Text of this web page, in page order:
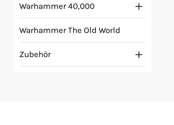
Würfel
Warhammer 40,000
Warhammer The Old World
Zubehör